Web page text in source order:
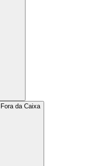
da Caixa